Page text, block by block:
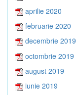
aprilie 2020
februarie 2020
decembrie 2019
octombrie 2019
august 2019
iunie 2019